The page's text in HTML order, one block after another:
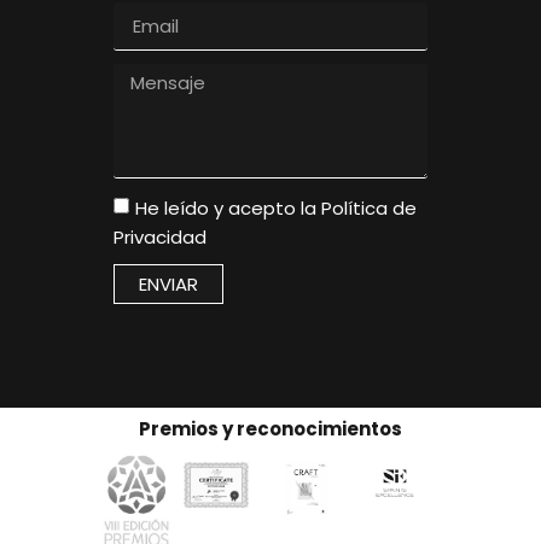
He leído y acepto la Política de
Privacidad
ENVIAR
Premios y reconocimientos